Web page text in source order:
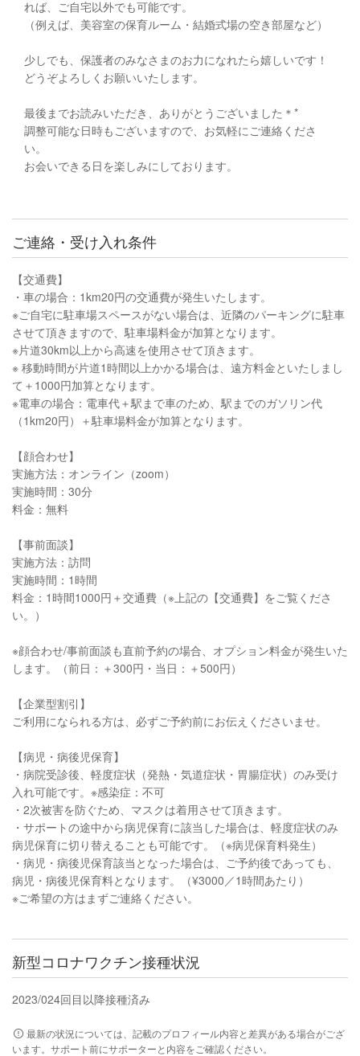
れば、ご自宅以外でも可能です。
（例えば、美容室の保育ルーム・結婚式場の空き部屋など）
少しでも、保護者のみなさまのお力になれたら嬉しいです！
どうぞよろしくお願いいたします。
最後までお読みいただき、ありがとうございました＊*
調整可能な日時もございますので、お気軽にご連絡くださ
い。
お会いできる日を楽しみにしております。
ご連絡・受け入れ条件
【交通費】
・車の場合：1km20円の交通費が発生いたします。
※ご自宅に駐車場スペースがない場合は、近隣のパーキングに駐車
させて頂きますので、駐車場料金が加算となります。
※片道30km以上から高速を使用させて頂きます。
※ 移動時間が片道1時間以上かかる場合は、遠方料金といたしまし
て＋1000円加算となります。
※電車の場合：電車代＋駅まで車のため、駅までのガソリン代
（1km20円）＋駐車場料金が加算となります。
【顔合わせ】
実施方法：オンライン（zoom）
実施時間：30分
料金：無料
【事前面談】
実施方法：訪問
実施時間：1時間
料金：1時間1000円＋交通費（※上記の【交通費】をご覧くださ
い。）
※顔合わせ/事前面談も直前予約の場合、オプション料金が発生いた
します。（前日：＋300円・当日：＋500円）
【企業型割引】
ご利用になられる方は、必ずご予約前にお伝えくださいませ。
【病児・病後児保育】
・病院受診後、軽度症状（発熱・気道症状・胃腸症状）のみ受け
入れ可能です。※感染症：不可
・2次被害を防ぐため、マスクは着用させて頂きます。
・サポートの途中から病児保育に該当した場合は、軽度症状のみ
病児保育に切り替えることも可能です。（※病児保育料発生）
・病児・病後児保育該当となった場合は、ご予約後であっても、
病児・病後児保育料となります。（¥3000／1時間あたり）
※ご希望の方はまずご連絡ください。
新型コロナワクチン接種状況
2023/024回目以降接種済み
最新の状況については、記載のプロフィール内容と差異がある場合がござ
います。サポート前にサポーターと内容をご確認ください。